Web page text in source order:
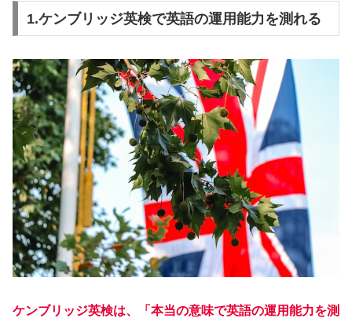
1.ケンブリッジ英検で英語の運用能力を測れる
ケンブリッジ英検は、「本当の意味で英語の運用能力を測